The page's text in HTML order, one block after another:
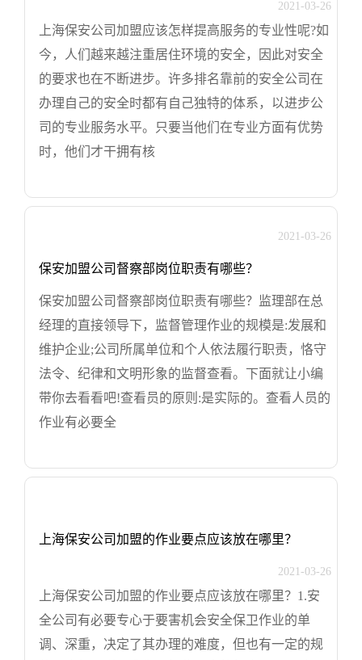
2021-03-26
上海保安公司加盟应该怎样提高服务的专业性呢?如
今，人们越来越注重居住环境的安全，因此对安全
的要求也在不断进步。许多排名靠前的安全公司在
办理自己的安全时都有自己独特的体系，以进步公
司的专业服务水平。只要当他们在专业方面有优势
时，他们才干拥有核
保安加盟公司督察部岗位职责有哪些？
2021-03-26
保安加盟公司督察部岗位职责有哪些？监理部在总
经理的直接领导下，监督管理作业的规模是:发展和
维护企业;公司所属单位和个人依法履行职责，恪守
法令、纪律和文明形象的监督查看。下面就让小编
带你去看看吧!查看员的原则:是实际的。查看人员的
作业有必要全
上海保安公司加盟的作业要点应该放在哪里？
2021-03-26
上海保安公司加盟的作业要点应该放在哪里？1.安
全公司有必要专心于要害机会安全保卫作业的单
调、深重，决定了其办理的难度，但也有一定的规